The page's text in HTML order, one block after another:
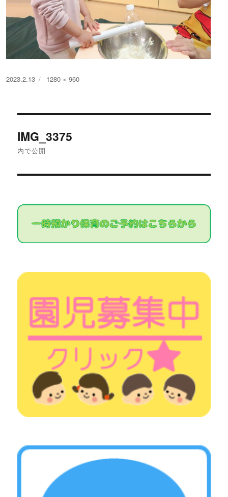
投
2023.2.13
フ
1280 × 960
稿
ゲ
ョ
ン
IMG_3375
内で公開